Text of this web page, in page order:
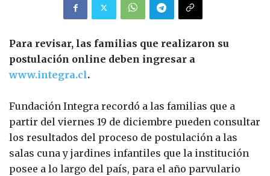
Para revisar, las familias que realizaron su
postulación online deben ingresar a
www.integra.cl.
Fundación Integra recordó a las familias que a
partir del viernes 19 de diciembre pueden consultar
los resultados del proceso de postulación a las
salas cuna y jardines infantiles que la institución
posee a lo largo del país, para el año parvulario